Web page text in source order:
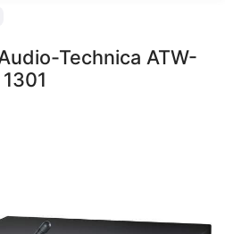
Technica ATW-
1301